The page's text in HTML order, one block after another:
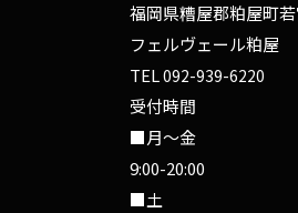
福岡県糟屋郡粕屋町
フェルヴェール粕屋
TEL092-939-6220
受付時間
■月～金
9:00-20:00
■土